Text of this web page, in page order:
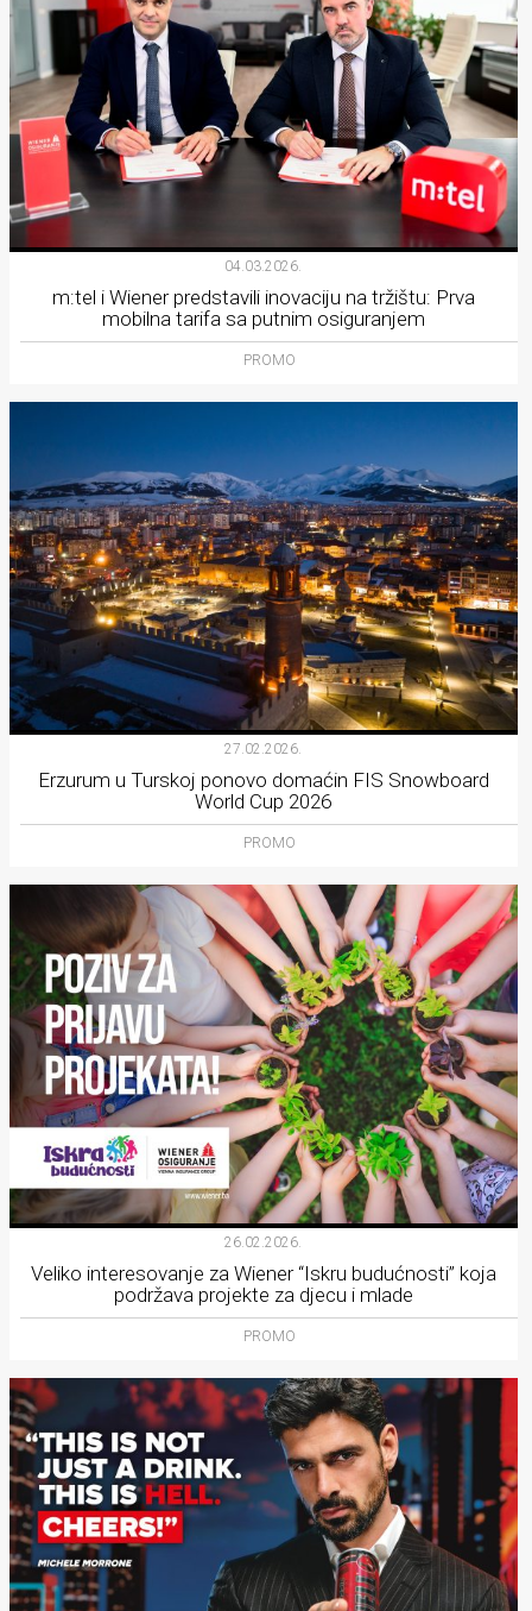
04.03.2026.
m:tel i Wiener predstavili inovaciju na tržištu: Prva
mobilna tarifa sa putnim osiguranjem
PROMO
27.02.2026.
Erzurum u Turskoj ponovo domaćin FIS Snowboard
World Cup 2026
PROMO
26.02.2026.
Veliko interesovanje za Wiener “Iskru budućnosti” koja
podržava projekte za djecu i mlade
PROMO